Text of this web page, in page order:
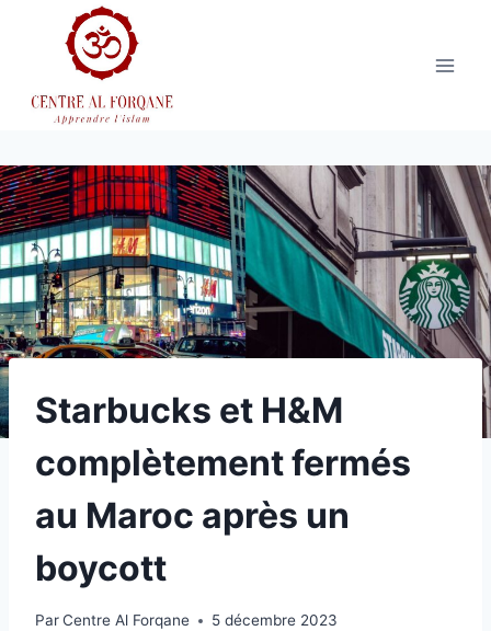
Starbucks et H&M
complètement fermés
au Maroc après un
boycott
ParCentre Al Forqane 5 décembre 2023